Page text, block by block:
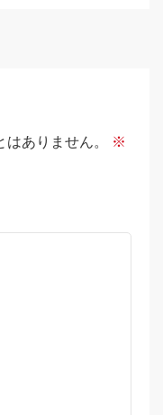
ありません。
※